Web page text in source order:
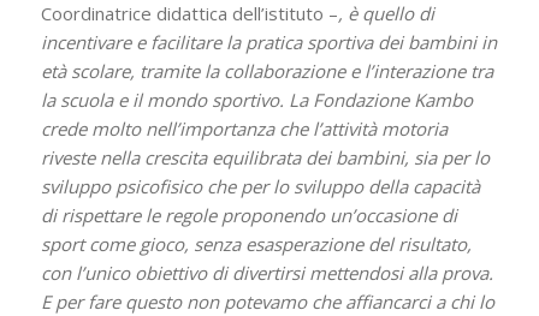
Coordinatrice didattica dell’istituto –, è quello di
incentivare e facilitare la pratica sportiva dei bambini in
età scolare, tramite la collaborazione e l’interazione tra
la scuola e il mondo sportivo. La Fondazione Kambo
crede molto nell’importanza che l’attività motoria
riveste nella crescita equilibrata dei bambini, sia per lo
sviluppo psicofisico che per lo sviluppo della capacità
di rispettare le regole proponendo un’occasione di
sport come gioco, senza esasperazione del risultato,
con l’unico obiettivo di divertirsi mettendosi alla prova.
E per fare questo non potevamo che affiancarci a chi lo